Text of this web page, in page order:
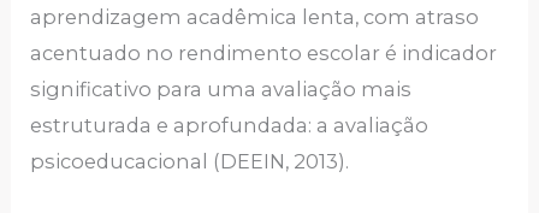
aprendizagem acadêmica lenta, com atraso
acentuado no rendimento escolar é indicador
significativo para uma avaliação mais
estruturada e aprofundada: a avaliação
psicoeducacional (DEEIN, 2013).